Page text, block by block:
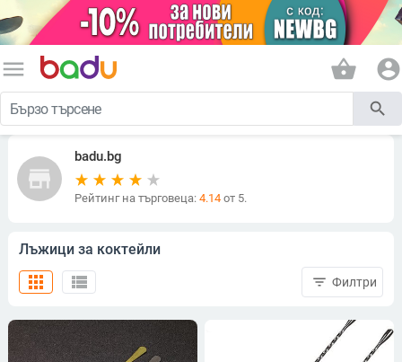
menu shopping_basket account_circle
search
store
badu.bg
Рейтинг на търговеца: 4.14от 5.
Лъжици за коктейли
view_list
apps filter_list Филтри